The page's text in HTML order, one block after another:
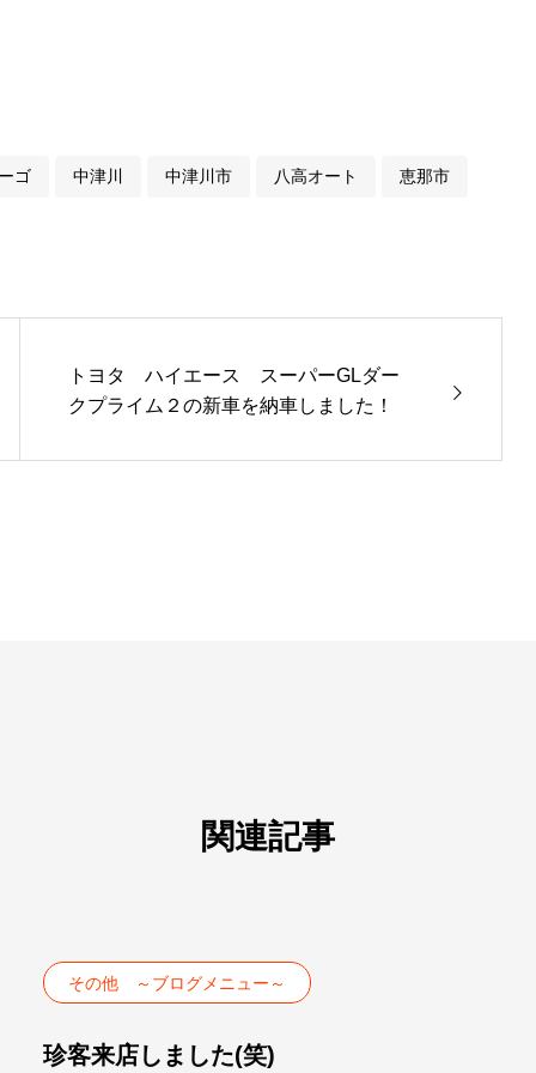
ゴ 中津川 中津川市 八高オート 恵那市
トヨタ ハイエース スーパーGLダー
クプライム２の新車を納車しました！
関連記事
その他 ～ブログメニュー～
珍客来店しました(笑)